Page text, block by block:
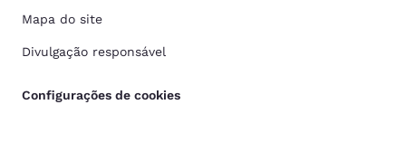
Mapa do site
Divulgação responsável
Configurações de cookies